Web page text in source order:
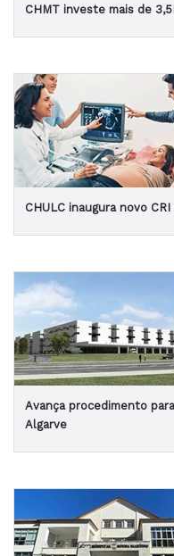
CHMT investe mais de
CHULC inaugura novo
Avança procedimento
Algarve